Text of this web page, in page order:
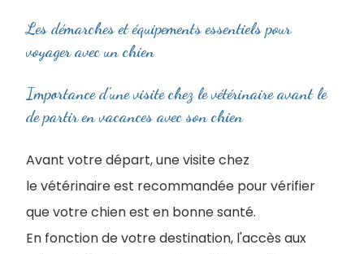
Les démarches et équipements essentiels pour
voyager avec un chien
Importance d'une visite chez le vétérinaire avant le
de partir en vacances avec son chien
Avant votre départ, une visite chez
le vétérinaire est recommandée pour vérifier
que votre chien est en bonne santé.
En fonction de votre destination, l'accès aux